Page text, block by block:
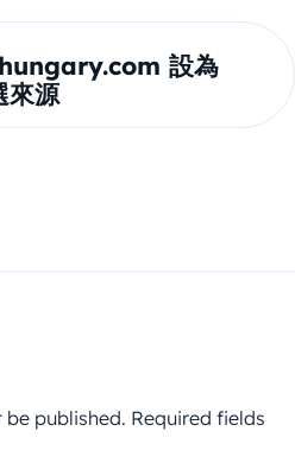
設為
來源
published. Required fields